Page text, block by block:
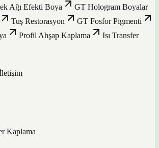
Ağı Efekti Boya
GT Hologram Boyalar
Tuş Restorasyon
GT Fosfor Pigmenti
Profil Ahşap Kaplama
Isı Transfer
Kaplama